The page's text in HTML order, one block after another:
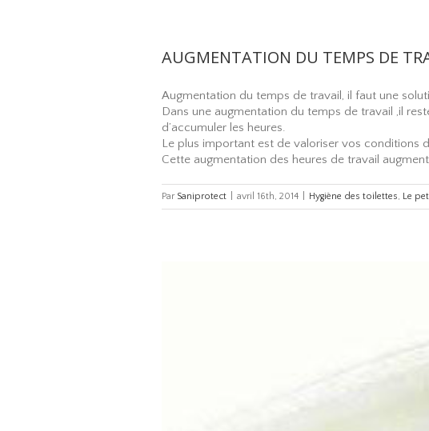
AUGMENTATION DU TEMPS DE
Augmentation du temps de travail, il faut une
Dans une augmentation du temps de travail ,il
d’accumuler les heures.
Le plus important est de valoriser vos conditions
Cette augmentation des heures de travail
Par Saniprotect avril 16th, 2014 Hygiène des toilettes, Le